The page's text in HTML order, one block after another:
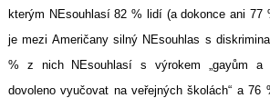
kterým NEsouhlasí 82 % lidí (a dokonce ani 77
je mezi Američany silný NEsouhlas s
% z nich NEsouhlasí s výrokem „gayům a
dovoleno vyučovat na veřejných školách“ a